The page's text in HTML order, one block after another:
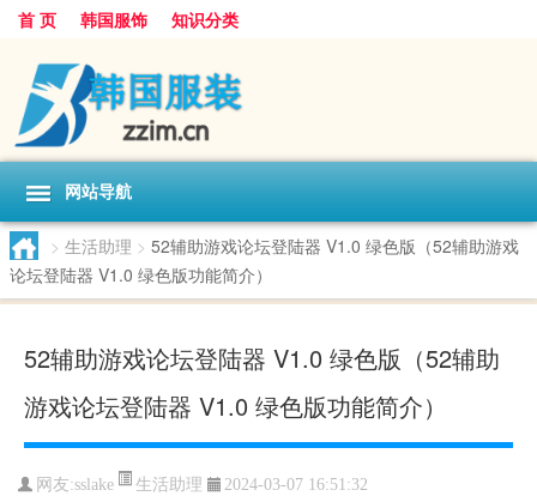
首 页 韩国服饰 知识分类
网站导航
> 生活助理 > 52辅助游戏论坛登陆器 V1.0 绿色版（52辅助游戏
论坛登陆器 V1.0 绿色版功能简介）
52辅助游戏论坛登陆器 V1.0 绿色版（52辅助
游戏论坛登陆器 V1.0 绿色版功能简介）
网友:sslake 生活助理 2024-03-07 16:51:32